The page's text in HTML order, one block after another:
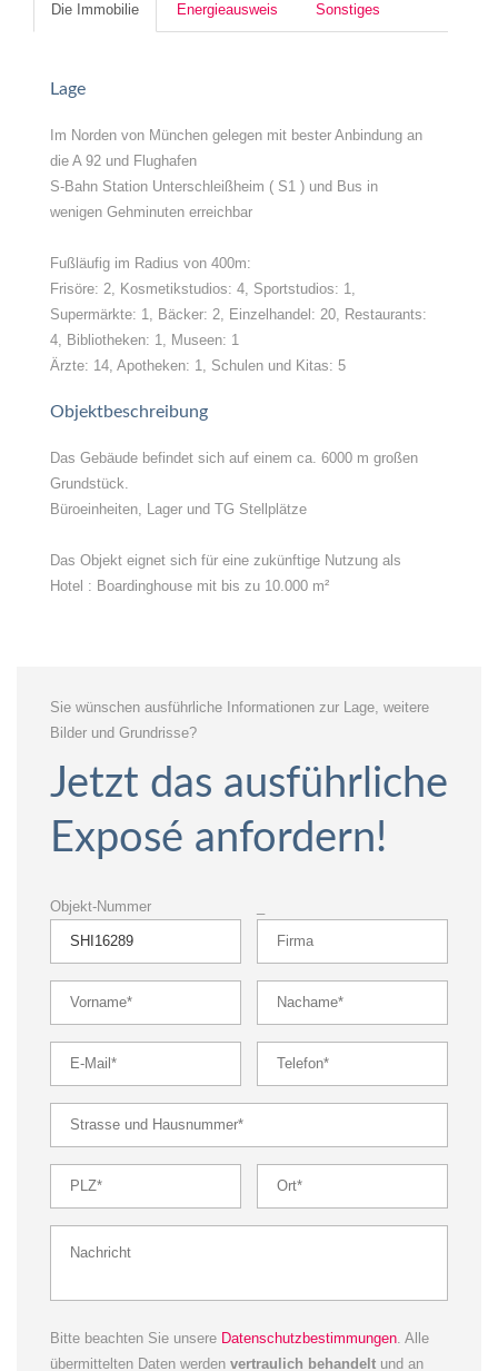
Die Immobilie Energieausweis Sonstiges
Lage
Im Norden von München gelegen mit bester Anbindung an
die A 92 und Flughafen
S-Bahn Station Unterschleißheim ( S1 ) und Bus in
wenigen Gehminuten erreichbar
Fußläufig im Radius von 400m:
Frisöre: 2, Kosmetikstudios: 4, Sportstudios: 1,
Supermärkte: 1, Bäcker: 2, Einzelhandel: 20, Restaurants:
4, Bibliotheken: 1, Museen: 1
Ärzte: 14, Apotheken: 1, Schulen und Kitas: 5
Objektbeschreibung
Das Gebäude befindet sich auf einem ca. 6000 m großen
Grundstück.
Büroeinheiten, Lager und TG Stellplätze
Das Objekt eignet sich für eine zukünftige Nutzung als
Hotel : Boardinghouse mit bis zu 10.000 m²
Sie wünschen ausführliche Informationen zur Lage, weitere
Bilder und Grundrisse?
Jetzt das ausführliche
Exposé anfordern!
Objekt-Nummer
Bitte beachten Sie unsere Datenschutzbestimmungen. Alle
übermittelten Daten werden vertraulich behandelt und an